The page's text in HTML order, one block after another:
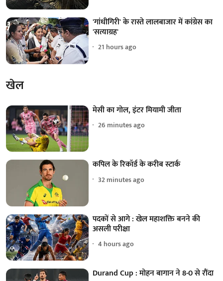
'गांधीगिरी' के रास्ते लालबाजार में कांग्रेस का
'सत्याग्रह'
21 hours ago
खेल
मेसी का गोल, इंटर मियामी जीता
26 minutes ago
कपिल के रिकॉर्ड के करीब स्टार्क
32 minutes ago
पदकों से आगे : खेल महाशक्ति बनने की
असली परीक्षा
4 hours ago
Durand Cup : मोहन बागान ने 8-0 से रौंदा